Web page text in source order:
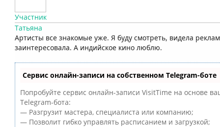
Участник
Татьяна
Артисты все знакомые уже. Я буду смотреть, видела
заинтересовала. А индийское кино люблю.
Сервис онлайн-записи на собственном Telegram-боте
Попробуйте сервис онлайн-записи VisitTime на основе
Telegram-бота:
— Разгрузит мастера, специалиста или компанию;
— Позволит гибко управлять расписанием и загрузкой;